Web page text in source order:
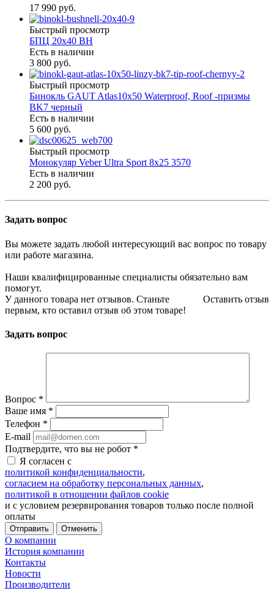
17 990 руб.
Быстрый просмотр
БПЦ 20х40 BH
Есть в наличии
3 800 руб.
Быстрый просмотр
Бинокль GAUT Atlas10x50 Waterproof, Roof -призмы
ВK7 черный
Есть в наличии
5 600 руб.
Быстрый просмотр
Монокуляр Veber Ultra Sport 8х25 3570
Есть в наличии
2 200 руб.
Задать вопрос
Вы можете задать любой интересующий вас вопрос по товару
или работе магазина.
Наши квалифицированные специалисты обязательно вам
помогут.
Оставить отзыв
У данного товара нет отзывов. Станьте
первым, кто оставил отзыв об этом товаре!
Задать вопрос
Вопрос *
Ваше имя *
Телефон *
E-mail
Подтвердите, что вы не робот *
Я согласен с
политикой конфиденциальности,
согласием на обработку персональных данных,
политикой в отношении файлов cookie
и с условием резервирования товаров только после полной
оплаты
Отменить
О компании
История компании
Контакты
Новости
Производители